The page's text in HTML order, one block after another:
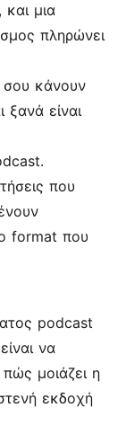
και μια
πληρώνει
σου κάνουν
ξανά είναι
που
format που
podcast
να
μοιάζει η
εκδοχή